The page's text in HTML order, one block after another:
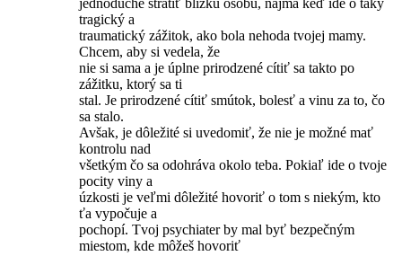
jednoduché stratiť blízku osobu, najmä keď ide o taký
tragický a
traumatický zážitok, ako bola nehoda tvojej mamy.
Chcem, aby si vedela, že
nie si sama a je úplne prirodzené cítiť sa takto po
zážitku, ktorý sa ti
stal. Je prirodzené cítiť smútok, bolesť a vinu za to, čo
sa stalo.
Avšak, je dôležité si uvedomiť, že nie je možné mať
kontrolu nad
všetkým čo sa odohráva okolo teba. Pokiaľ ide o tvoje
pocity viny a
úzkosti je veľmi dôležité hovoriť o tom s niekým, kto
ťa vypočuje a
pochopí. Tvoj psychiater by mal byť bezpečným
miestom, kde môžeš hovoriť